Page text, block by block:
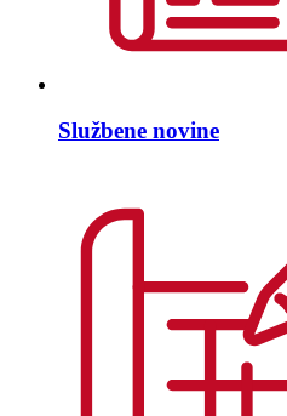
Službene novine